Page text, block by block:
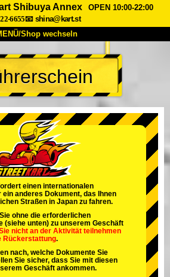
Shibuya Annex
OPEN 10:00-22:00
6655📧 shina@kart.st
Shop wechseln
START
Spezifikationen Preise
Buchung
Shop wechseln
Tokio Bucht
Osaka
einen internationalen
ein anderes Dokument, das Ihnen
Straßen in Japan zu fahren.
ohne die erforderlichen
(siehe unten) zu unserem Geschäft
nicht an der Aktivität teilnehmen
Rückerstattung.
nach, welche Dokumente Sie
Sie sicher, dass Sie mit diesen
Geschäft ankommen.